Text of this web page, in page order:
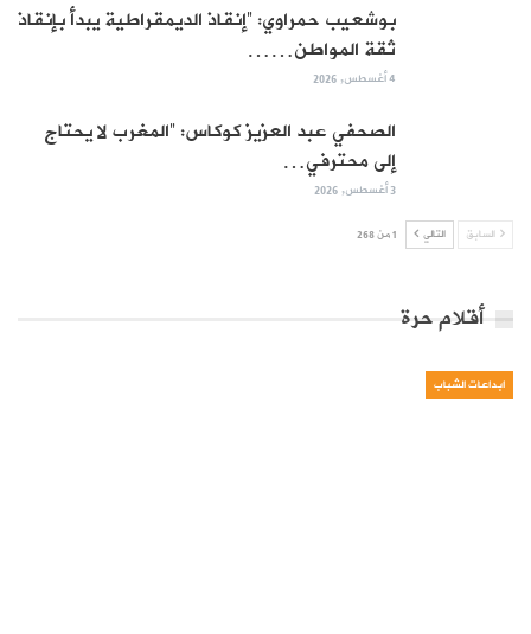
بوشعيب حمراوي: “إنقاذ الديمقراطية يبدأ بإنقاذ
ثقة المواطن……
4 أغسطس, 2026
الصحفي عبد العزيز كوكاس: “المغرب لا يحتاج
إلى محترفي…
3 أغسطس, 2026
السابق التالي 1 من 268
أقلام حرة
ابداعات الشباب